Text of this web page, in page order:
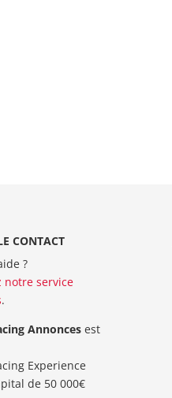
CONTACT
?
notre service
.
Annoncesest
Experience
de 50 000€